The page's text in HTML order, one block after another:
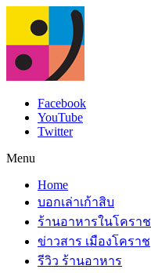
Facebook
YouTube
Twitter
Menu
Home
บอกเล่าเก้าสิบ
ร้านอาหารในโคราช
ข่าวสาร เมืองโคราช
รีวิว ร้านอาหาร